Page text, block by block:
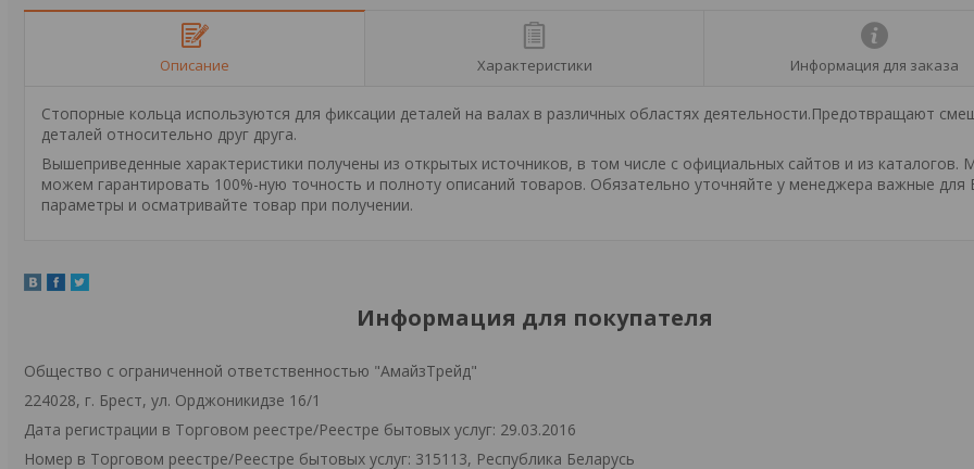
Описание Характеристики Информация для заказа
Стопорные кольца используются для фиксации деталей на валах в различных областях деятельности.Предотвращают
деталей относительно друг друга.
Вышеприведенные характеристики получены из открытых источников, в том числе с официальных сайтов и из каталогов.
можем гарантировать 100%-ную точность и полноту описаний товаров. Обязательно уточняйте у менеджера важные для
параметры и осматривайте товар при получении.
Информация для покупателя
Общество с ограниченной ответственностью "АмайзТрейд"
224028, г. Брест, ул. Орджоникидзе 16/1
Дата регистрации в Торговом реестре/Реестре бытовых услуг: 29.03.2016
Номер в Торговом реестре/Реестре бытовых услуг: 315113, Республика Беларусь